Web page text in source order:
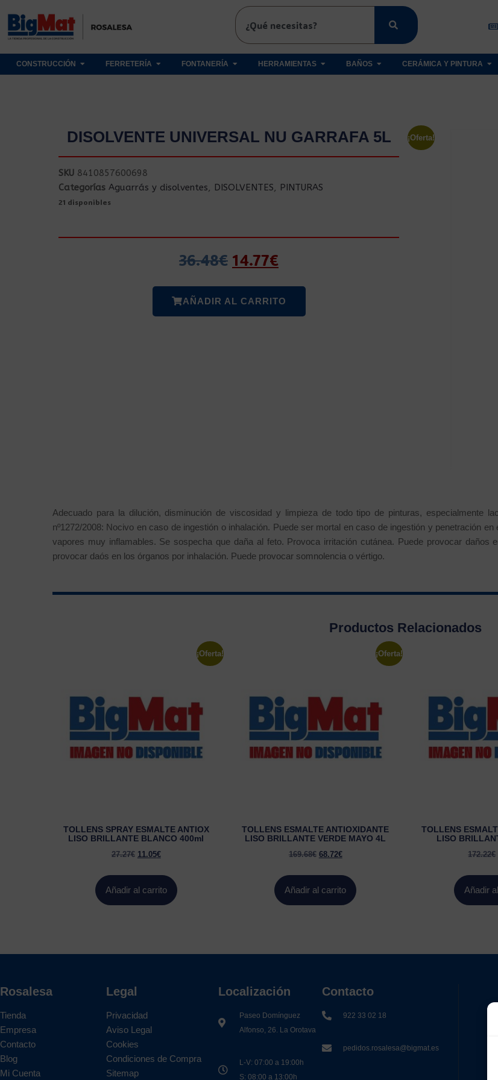
CONSTRUCCIÓN FERRETERÍA FONTANERÍA HERRAMIENTAS BAÑOS CERÁMICA Y PINTURA
DISOLVENTE UNIVERSAL NU GARRAFA 5L
SKU 8410857600698
Categorías Aguarrás y disolventes, DISOLVENTES, PINTURAS
21 disponibles
36.48€ 14.77€
AÑADIR AL CARRITO
¡Oferta!
Adecuado para la dilución, disminución de viscosidad y limpieza de todo tipo de pinturas, especialmente
nº1272/2008: Nocivo en caso de ingestión o inhalación. Puede ser mortal en caso de ingestión y penetración
vapores muy inflamables. Se sospecha que daña al feto. Provoca irritación cutánea. Puede provocar daños
provocar daós en los órganos por inhalación. Puede provocar somnolencia o vértigo.
Productos Relacionados
¡Oferta!
TOLLENS SPRAY ESMALTE ANTIOX
LISO BRILLANTE BLANCO 400ml
27.27€ 11.05€
Añadir al carrito
¡Oferta!
TOLLENS ESMALTE ANTIOXIDANTE
LISO BRILLANTE VERDE MAYO 4L
169.68€ 68.72€
Añadir al carrito
TOLLENS
LISO
172.22€
Añadir
Rosalesa
Tienda
Empresa
Contacto
Blog
Mi Cuenta
Legal
Privacidad
Aviso Legal
Cookies
Condiciones de Compra
Sitemap
Localización
Paseo Domínguez
Alfonso, 26. La Orotava
L-V: 07:00 a 19:00h
S: 08:00 a 13:00h
Contacto
922 33 02 18
pedidos.rosalesa@bigmat.es